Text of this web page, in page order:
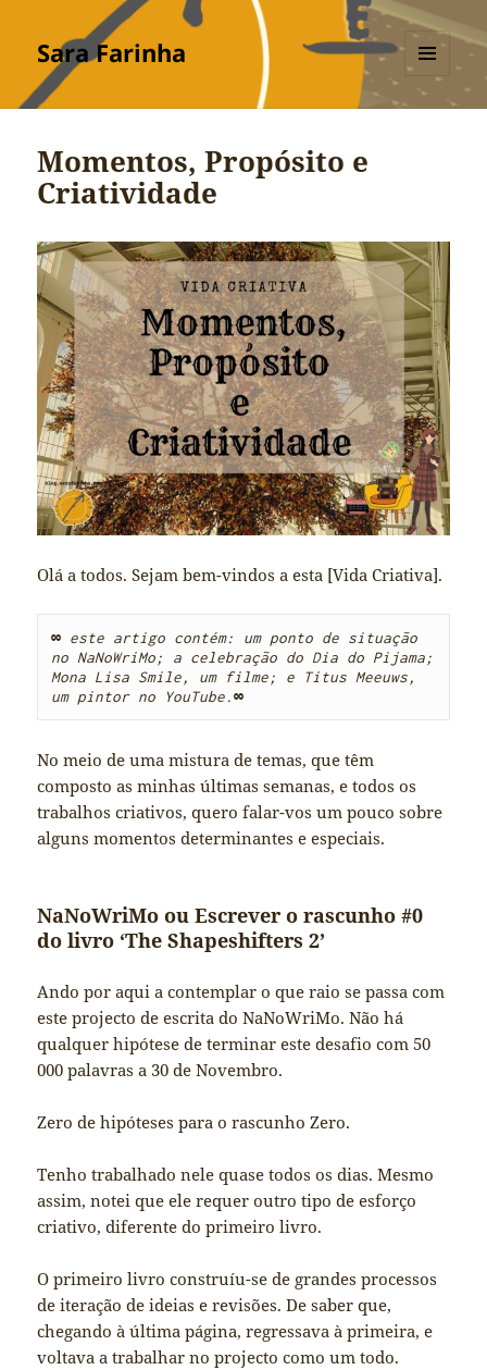
Sara Farinha
MENU
Momentos, Propósito e
Criatividade
Olá a todos. Sejam bem-vindos a esta [Vida Criativa].
∞ este artigo contém: um ponto de situação
no NaNoWriMo; a celebração do Dia do Pijama;
Mona Lisa Smile, um filme; e Titus Meeuws,
um pintor no YouTube.∞
No meio de uma mistura de temas, que têm
composto as minhas últimas semanas, e todos os
trabalhos criativos, quero falar-vos um pouco sobre
alguns momentos determinantes e especiais.
NaNoWriMo ou Escrever o rascunho #0
do livro ‘The Shapeshifters 2’
Ando por aqui a contemplar o que raio se passa com
este projecto de escrita do NaNoWriMo. Não há
qualquer hipótese de terminar este desafio com 50
000 palavras a 30 de Novembro.
Zero de hipóteses para o rascunho Zero.
Tenho trabalhado nele quase todos os dias. Mesmo
assim, notei que ele requer outro tipo de esforço
criativo, diferente do primeiro livro.
O primeiro livro construíu-se de grandes processos
de iteração de ideias e revisões. De saber que,
chegando à última página, regressava à primeira, e
voltava a trabalhar no projecto como um todo.